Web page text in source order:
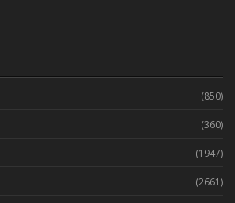
(850)
(360)
(1947)
(2661)